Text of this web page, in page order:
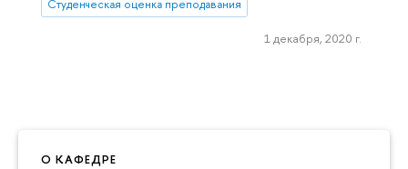
О КАФЕДРЕ
Студенческая оценка преподавания
1 декабря, 2020 г.